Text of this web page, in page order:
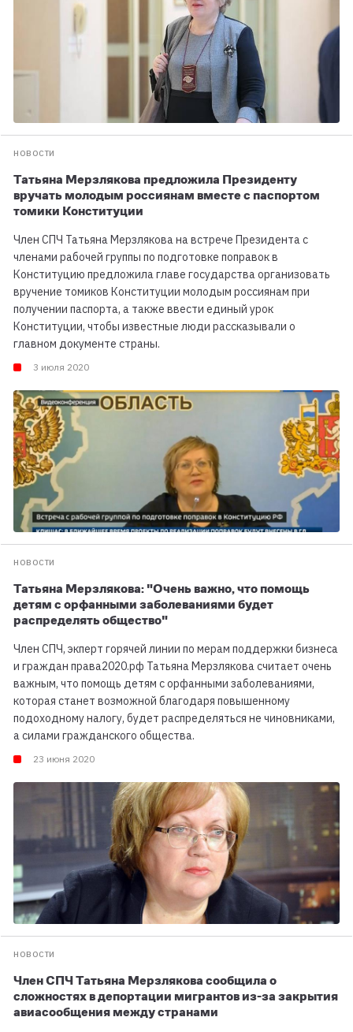
НОВОСТИ
Татьяна Мерзлякова предложила Президенту
вручать молодым россиянам вместе с паспортом
томики Конституции
Член СПЧ Татьяна Мерзлякова на встрече Президента с
членами рабочей группы по подготовке поправок в
Конституцию предложила главе государства организовать
вручение томиков Конституции молодым россиянам при
получении паспорта, а также ввести единый урок
Конституции, чтобы известные люди рассказывали о
главном документе страны.
3 июля 2020
НОВОСТИ
Татьяна Мерзлякова: "Очень важно, что помощь
детям с орфанными заболеваниями будет
распределять общество"
Член СПЧ, экперт горячей линии по мерам поддержки бизнеса
и граждан права2020.рф Татьяна Мерзлякова считает очень
важным, что помощь детям с орфанными заболеваниями,
которая станет возможной благодаря повышенному
подоходному налогу, будет распределяться не чиновниками,
а силами гражданского общества.
23 июня 2020
НОВОСТИ
Член СПЧ Татьяна Мерзлякова сообщила о
сложностях в депортации мигрантов из-за закрытия
авиасообщения между странами